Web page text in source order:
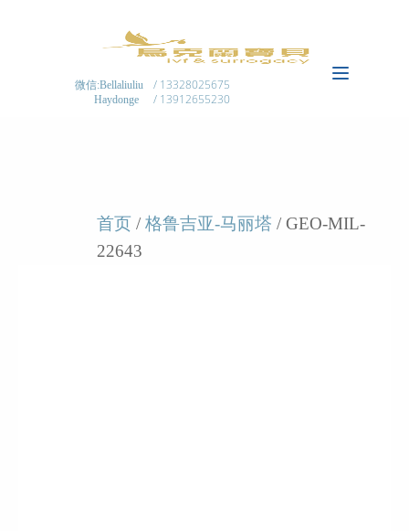
微信:Bellaliuliu
Haydonge
/ 13328025675
/ 13912655230
首页 / 格鲁吉亚-马丽塔 / GEO-MIL-
22643